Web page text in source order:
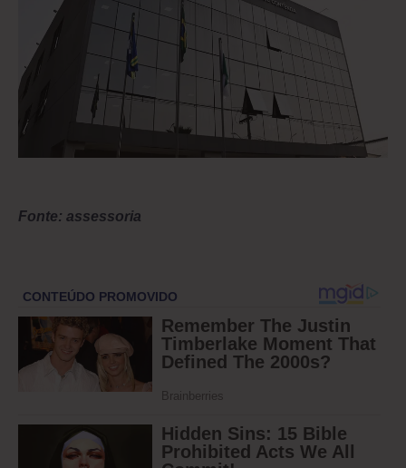
Fonte: assessoria